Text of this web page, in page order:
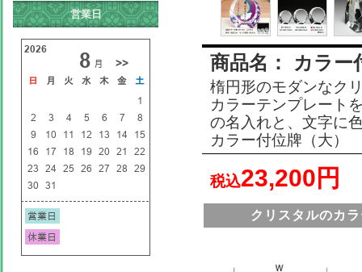
商品名： カラー
楕円形のモダンなク
カラーテンプレート
の名入れと、文字に
カラー付位牌（大）
税込23,200円
クリスタルのカ
営業日